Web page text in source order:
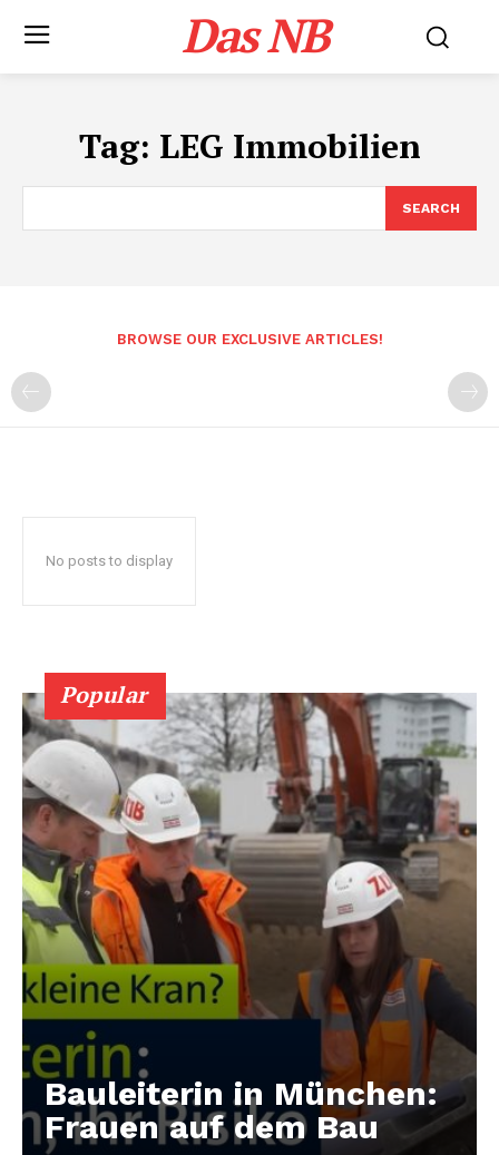
Das NB
Tag: LEG Immobilien
SEARCH
BROWSE OUR EXCLUSIVE ARTICLES!
No posts to display
Popular
Bauleiterin in München:
Frauen auf dem Bau